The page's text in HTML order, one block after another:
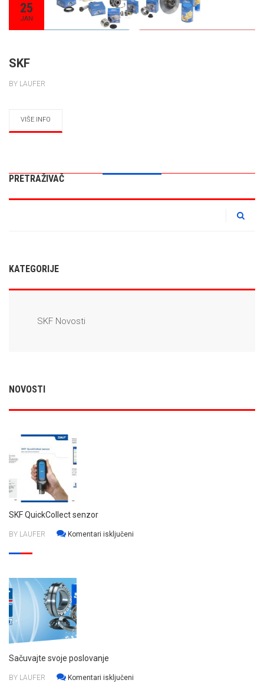
25
JAN
SKF
BY LAUFER
VIŠE INFO
PRETRAŽIVAČ
KATEGORIJE
SKF Novosti
NOVOSTI
SKF QuickCollect senzor
BY LAUFER Komentari isključeni
Sačuvajte svoje poslovanje
BY LAUFER Komentari isključeni